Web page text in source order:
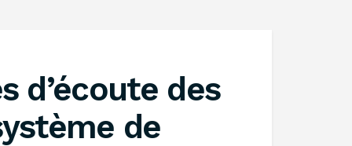
d’écoute des
de